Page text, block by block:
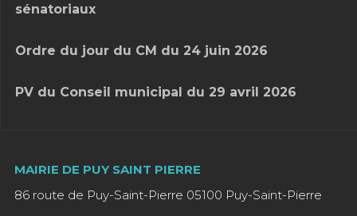
sénatoriaux
Ordre du jour du CM du 24 juin 2026
PV du Conseil municipal du 29 avril 2026
MAIRIE DE PUY SAINT PIERRE
86 route de Puy-Saint-Pierre 05100 Puy-Saint-Pierre